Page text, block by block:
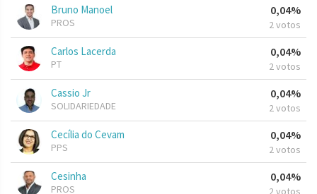
Bruno Manoel
PROS
0,04%
2 votos
Carlos Lacerda
PT
0,04%
2 votos
Cassio Jr
SOLIDARIEDADE
0,04%
2 votos
Cecília do Cevam
PPS
0,04%
2 votos
Cesinha
PROS
0,04%
2 votos